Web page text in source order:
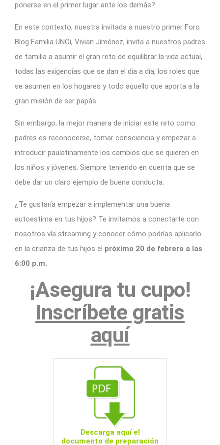
ponerse en el primer lugar ante los demás?
En este contexto, nuestra invitada a nuestro primer Foro
Blog Familia UNOi, Vivian Jiménez, invita a nuestros padres
de familia a asumir el gran reto de equilibrar la vida actual,
todas las exigencias que se dan el día a día, los roles que
se asumen en los hogares y todo aquello que aporta a la
gran misión de ser papás.
Sin embargo, la mejor manera de iniciar este reto como
padres es reconocerse, tomar consciencia y empezar a
introducir paulatinamente los cambios que se quieren en
los niños y jóvenes. Siempre teniendo en cuenta que se
debe dar un claro ejemplo de buena conducta.
¿Te gustaría empezar a implementar una buena
autoestima en tus hijos? Te invitamos a conectarte con
nosotros vía streaming y conocer cómo podrías aplicarlo
en la crianza de tus hijos el próximo 20 de febrero a las
6:00 p.m.
¡Asegura tu cupo!
Inscríbete gratis
aquí
Descarga aquí el
documento de preparación